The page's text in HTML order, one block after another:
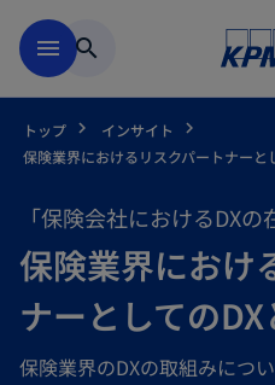
menu search
トップ
インサイト
保険業界におけるリスクパートナーと
「保険会社におけるDX
保険業界におけ
ナーとしてのDX
保険業界のDXの取組みにつ